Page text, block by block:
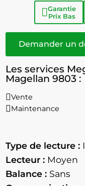
Garantie
Prix Bas
Demander un
Les services
Magellan 9803 :
Vente
Maintenance
Type de lecture :
Lecteur : Moyen
Balance : Sans